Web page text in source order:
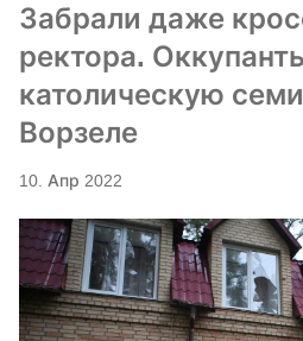
Забрали даже
ректора.
католическую
Ворзеле
10. Апр 2022